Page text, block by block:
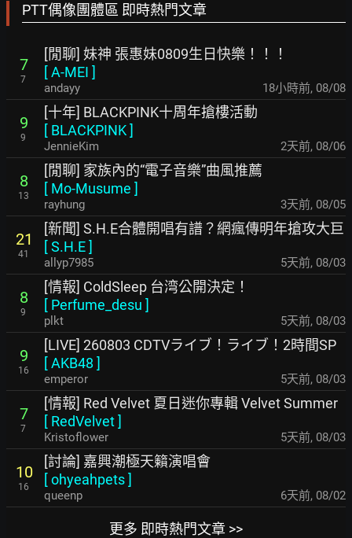
PTT偶像團體區 即時熱門文章
7
7
[閒聊] 妹神 張惠妹0809生日快樂！！！
[A-MEI ]
andayy 18小時前, 08/08
9
9
[十年] BLACKPINK十周年搶樓活動
[ BLACKPINK]
JennieKim 2天前, 08/06
8
13
[閒聊] 家族內的“電子音樂”曲風推薦
[ Mo-Musume ]
rayhung 3天前, 08/05
21
41
[新聞] S.H.E合體開唱有譜？網瘋傳明年搶攻大巨
[S.H.E]
allyp7985 5天前, 08/03
8
9
[情報] ColdSleep 台湾公開決定！
[ Perfume_desu ]
plkt 5天前, 08/03
9
16
[LIVE] 260803 CDTVライブ！ライブ！2時間SP
[AKB48 ]
emperor 5天前, 08/03
7
7
[情報] Red Velvet 夏日迷你專輯 Velvet Summer
[ RedVelvet]
Kristoflower 5天前, 08/03
10
16
[討論] 嘉興潮極天籟演唱會
[ohyeahpets]
queenp 6天前, 08/02
更多 即時熱門文章 >>